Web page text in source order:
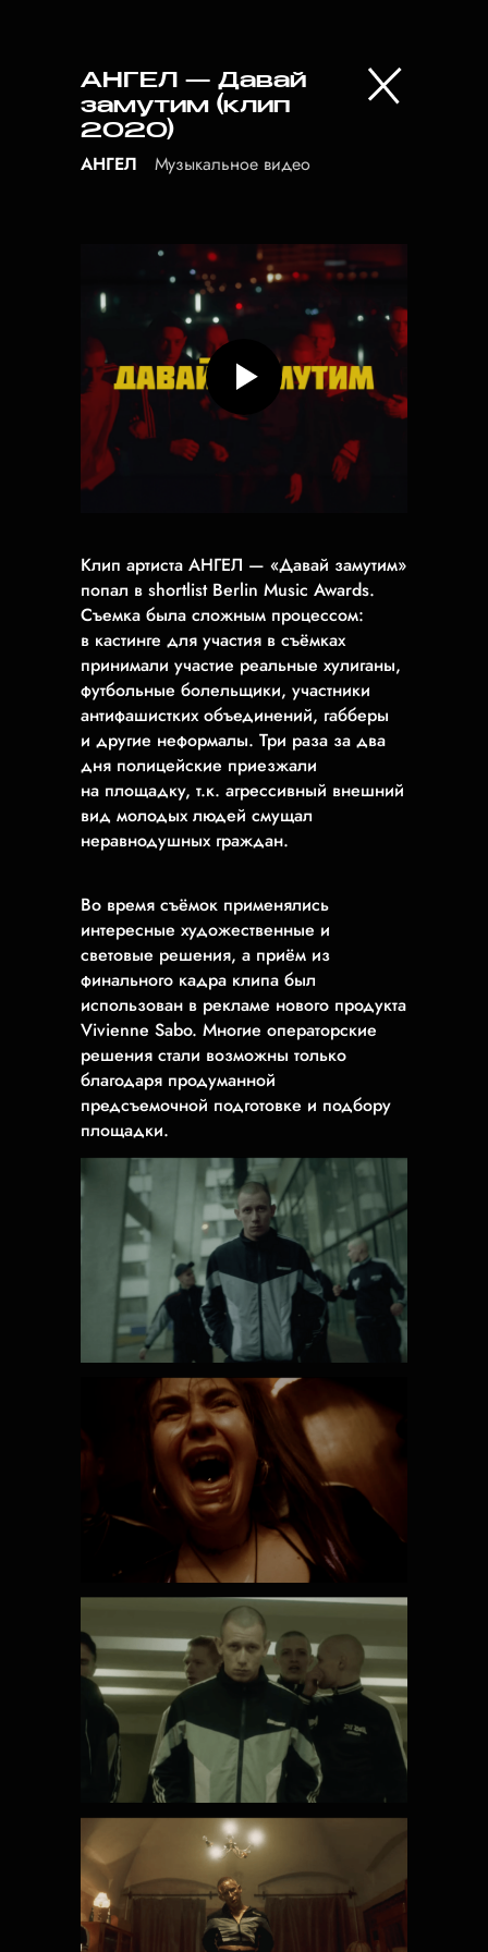
АНГЕЛ — Давай
замутим (клип
2020)
АНГЕЛ Музыкальное видео
Клип артиста АНГЕЛ — «Давай замутим»
попал в shortlist Berlin Music Awards.
Съемка была сложным процессом:
в кастинге для участия в съёмках
принимали участие реальные хулиганы,
футбольные болельщики, участники
антифашистких объединений, габберы
и другие неформалы. Три раза за два
дня полицейские приезжали
на площадку, т.к. агрессивный внешний
вид молодых людей смущал
неравнодушных граждан.
Во время съёмок применялись
интересные художественные и
световые решения, а приём из
финального кадра клипа был
использован в рекламе нового продукта
Vivienne Sabo. Многие операторские
решения стали возможны только
благодаря продуманной
предсъемочной подготовке и подбору
площадки.